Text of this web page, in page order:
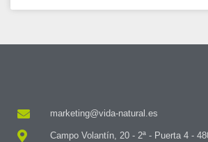
marketing@vida-natural.es
Campo Volantín, 20 - 2ª - Puerta 4 -